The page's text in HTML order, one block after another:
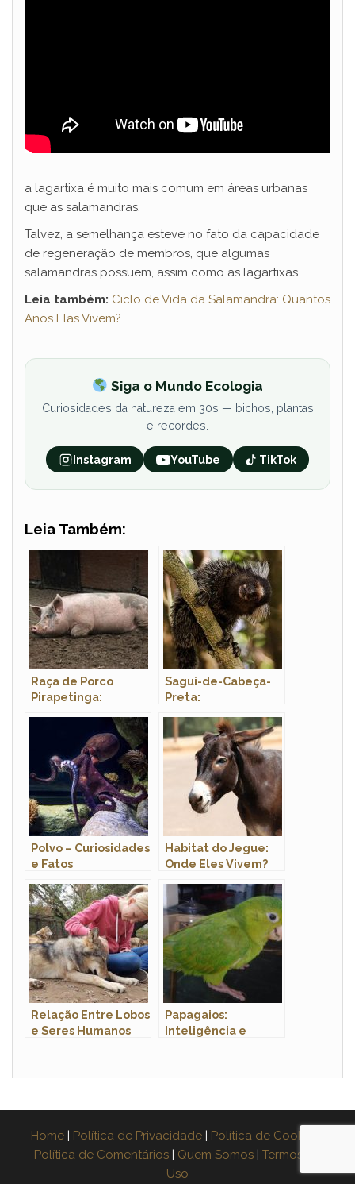
a lagartixa é muito mais comum em áreas urbanas
que as salamandras.
Talvez, a semelhança esteve no fato da capacidade
de regeneração de membros, que algumas
salamandras possuem, assim como as lagartixas.
Leia também: Ciclo de Vida da Salamandra: Quantos
Anos Elas Vivem?
Siga o Mundo Ecologia
Curiosidades da natureza em 30s — bichos, plantas
e recordes.
Instagram YouTube TikTok
Leia Também:
Raça de Porco
Pirapetinga:
Nome Científico e
Sagui-de-Cabeça-
Preta:
Nome Científico e
Fotos
Polvo – Curiosidades
e Fatos
o Animal
Habitat do Jegue:
Onde Eles Vivem?
Relação Entre Lobos
e Seres Humanos
Papagaios:
Inteligência e
Home | Política de Privacidade | Política de Cookies
Política de Comentários | Quem Somos | Termos de
Uso